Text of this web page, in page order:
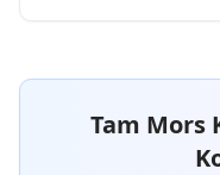
Tam Mors